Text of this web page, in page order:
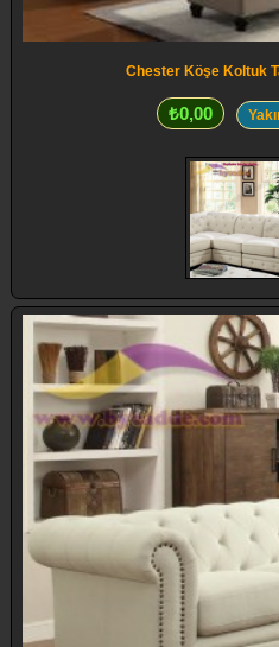
Chester Köşe Koltuk
₺0,00